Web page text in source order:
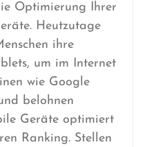
Optimierung Ihrer
Heutzutage
ihre
um im Internet
wie Google
belohnen
Geräte optimiert
Ranking. Stellen